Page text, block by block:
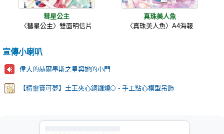
彗星公主
〈彗星公主〉雙面明信片
真珠美人魚
〈真珠美人魚〉A4海報
宣傳小喇叭
偉大的赫爾墨斯之星與她的小門
【精靈寶可夢】土王夾心銅鑼燒🌕 - 手工點心模型吊飾